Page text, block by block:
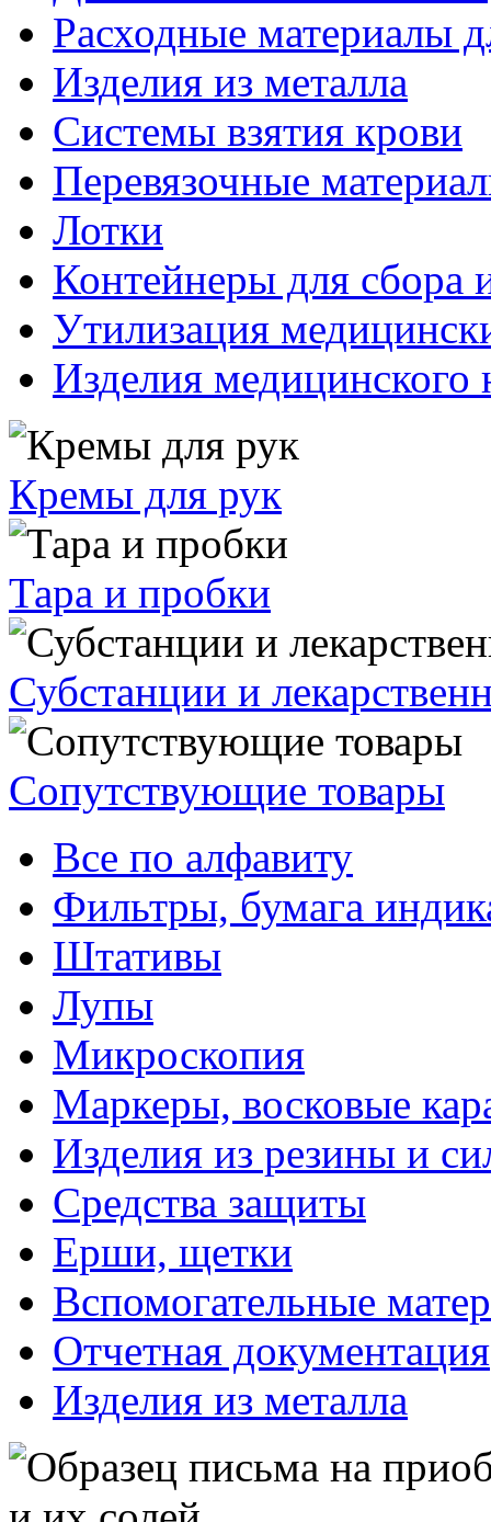
Расходные материалы
Изделия из металла
Системы взятия крови
Перевязочные
Лотки
Контейнеры для сбора
Утилизация
Изделия медицинского
Кремы для рук
Тара и пробки
Субстанции и
Сопутствующие товары
Все по алфавиту
Фильтры, бумага
Штативы
Лупы
Микроскопия
Маркеры, восковые
Изделия из резины и
Средства защиты
Ерши, щетки
Вспомогательные
Отчетная документация
Изделия из металла